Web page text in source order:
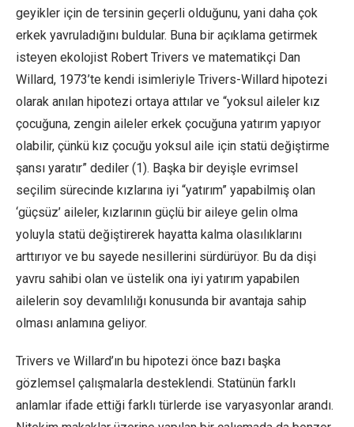
geyikler için de tersinin geçerli olduğunu, yani daha çok
erkek yavruladığını buldular. Buna bir açıklama getirmek
isteyen ekolojist Robert Trivers ve matematikçi Dan
Willard, 1973’te kendi isimleriyle Trivers-Willard hipotezi
olarak anılan hipotezi ortaya attılar ve “yoksul aileler kız
çocuğuna, zengin aileler erkek çocuğuna yatırım yapıyor
olabilir, çünkü kız çocuğu yoksul aile için statü değiştirme
şansı yaratır” dediler (1). Başka bir deyişle evrimsel
seçilim sürecinde kızlarına iyi “yatırım” yapabilmiş olan
‘güçsüz’ aileler, kızlarının güçlü bir aileye gelin olma
yoluyla statü değiştirerek hayatta kalma olasılıklarını
arttırıyor ve bu sayede nesillerini sürdürüyor. Bu da dişi
yavru sahibi olan ve üstelik ona iyi yatırım yapabilen
ailelerin soy devamlılığı konusunda bir avantaja sahip
olması anlamına geliyor.
Trivers ve Willard’ın bu hipotezi önce bazı başka
gözlemsel çalışmalarla desteklendi. Statünün farklı
anlamlar ifade ettiği farklı türlerde ise varyasyonlar arandı.